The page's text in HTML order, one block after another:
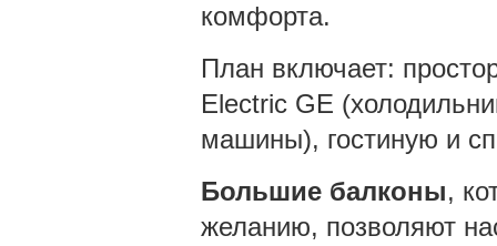
комфорта.
План включает:
Electric GE
машины), гостиную и
Большие балконы,
желанию, позволяют